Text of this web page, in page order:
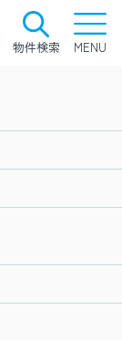
物件検索 MENU